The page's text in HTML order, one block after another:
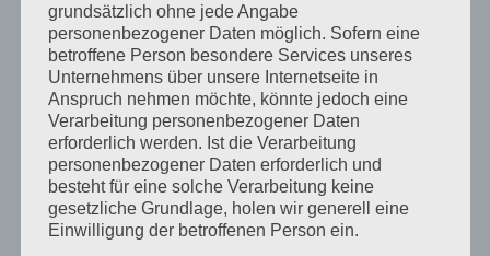
August 2019
Juni 2019
April 2019
November 2018
Oktober 2018
August 2018
Juli 2018
grundsätzlich ohne jede Angabe
personenbezogener Daten möglich. Sofern eine
betroffene Person besondere Services unseres
Unternehmens über unsere Internetseite in
Anspruch nehmen möchte, könnte jedoch eine
Verarbeitung personenbezogener Daten
erforderlich werden. Ist die Verarbeitung
personenbezogener Daten erforderlich und
besteht für eine solche Verarbeitung keine
gesetzliche Grundlage, holen wir generell eine
Einwilligung der betroffenen Person ein.